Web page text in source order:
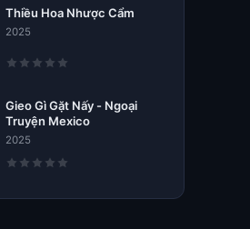
Thiều Hoa Nhược Cẩm
2025
Gieo Gì Gặt Nấy - Ngoại
Truyện Mexico
2025